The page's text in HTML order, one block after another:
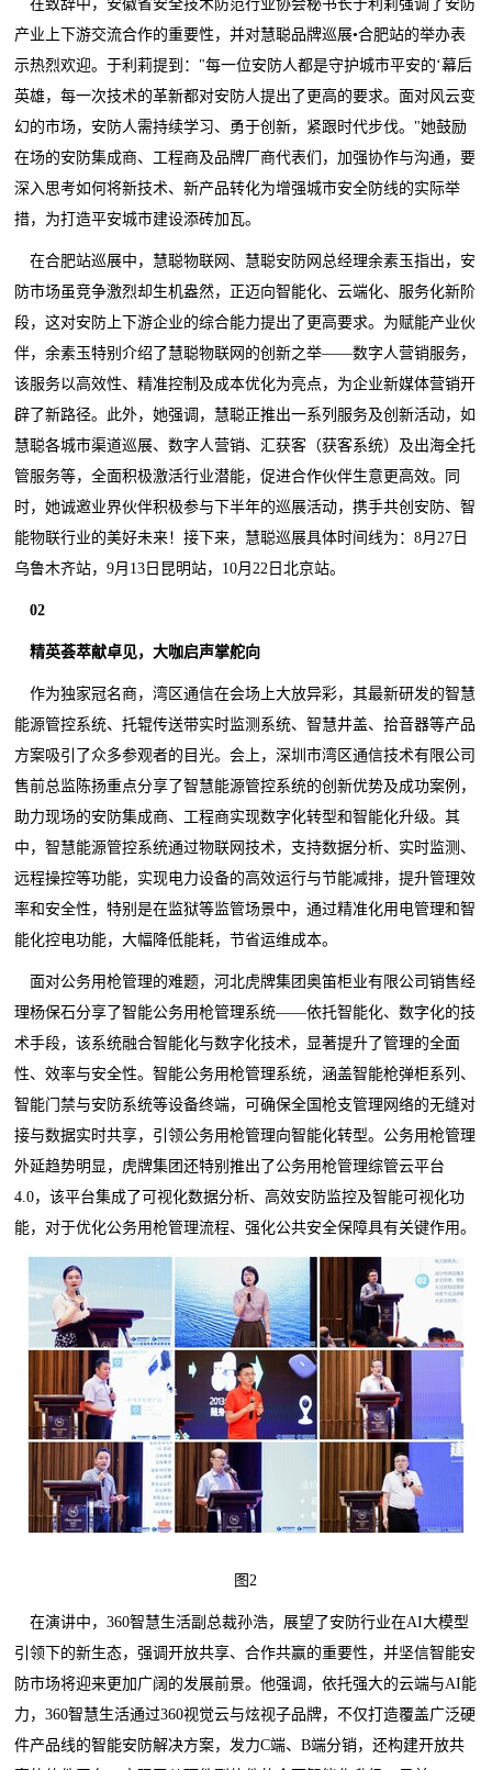
在致辞中，安徽省安全技术防范行业协会秘书长于利莉强调了安防
产业上下游交流合作的重要性，并对慧聪品牌巡展•合肥站的举办表
示热烈欢迎。于利莉提到："每一位安防人都是守护城市平安的‘幕后
英雄，每一次技术的革新都对安防人提出了更高的要求。面对风云变
幻的市场，安防人需持续学习、勇于创新，紧跟时代步伐。"她鼓励
在场的安防集成商、工程商及品牌厂商代表们，加强协作与沟通，要
深入思考如何将新技术、新产品转化为增强城市安全防线的实际举
措，为打造平安城市建设添砖加瓦。
在合肥站巡展中，慧聪物联网、慧聪安防网总经理余素玉指出，安
防市场虽竞争激烈却生机盎然，正迈向智能化、云端化、服务化新阶
段，这对安防上下游企业的综合能力提出了更高要求。为赋能产业伙
伴，余素玉特别介绍了慧聪物联网的创新之举——数字人营销服务，
该服务以高效性、精准控制及成本优化为亮点，为企业新媒体营销开
辟了新路径。此外，她强调，慧聪正推出一系列服务及创新活动，如
慧聪各城市渠道巡展、数字人营销、汇获客（获客系统）及出海全托
管服务等，全面积极激活行业潜能，促进合作伙伴生意更高效。同
时，她诚邀业界伙伴积极参与下半年的巡展活动，携手共创安防、智
能物联行业的美好未来！接下来，慧聪巡展具体时间线为：8月27日
乌鲁木齐站，9月13日昆明站，10月22日北京站。
02
精英荟萃献卓见，大咖启声掌舵向
作为独家冠名商，湾区通信在会场上大放异彩，其最新研发的智慧
能源管控系统、托辊传送带实时监测系统、智慧井盖、拾音器等产品
方案吸引了众多参观者的目光。会上，深圳市湾区通信技术有限公司
售前总监陈扬重点分享了智慧能源管控系统的创新优势及成功案例，
助力现场的安防集成商、工程商实现数字化转型和智能化升级。其
中，智慧能源管控系统通过物联网技术，支持数据分析、实时监测、
远程操控等功能，实现电力设备的高效运行与节能减排，提升管理效
率和安全性，特别是在监狱等监管场景中，通过精准化用电管理和智
能化控电功能，大幅降低能耗，节省运维成本。
面对公务用枪管理的难题，河北虎牌集团奥笛柜业有限公司销售经
理杨保石分享了智能公务用枪管理系统——依托智能化、数字化的技
术手段，该系统融合智能化与数字化技术，显著提升了管理的全面
性、效率与安全性。智能公务用枪管理系统，涵盖智能枪弹柜系列、
智能门禁与安防系统等设备终端，可确保全国枪支管理网络的无缝对
接与数据实时共享，引领公务用枪管理向智能化转型。公务用枪管理
外延趋势明显，虎牌集团还特别推出了公务用枪管理综管云平台
4.0，该平台集成了可视化数据分析、高效安防监控及智能可视化功
能，对于优化公务用枪管理流程、强化公共安全保障具有关键作用。
图2
在演讲中，360智慧生活副总裁孙浩，展望了安防行业在AI大模型
引领下的新生态，强调开放共享、合作共赢的重要性，并坚信智能安
防市场将迎来更加广阔的发展前景。他强调，依托强大的云端与AI能
力，360智慧生活通过360视觉云与炫视子品牌，不仅打造覆盖广泛硬
件产品线的智能安防解决方案，发力C端、B端分销，还构建开放共